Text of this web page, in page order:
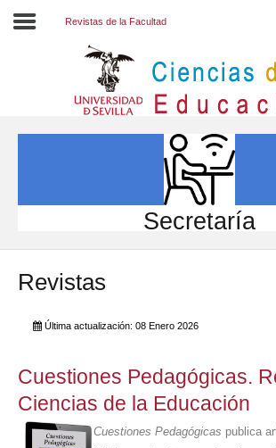
INVESTIGACIÓN
INTERNACIONAL
Directorio FCCE
Revistas de la Facultad
Secretaría
Revistas
Última actualización: 08 Enero 2026
Cuestiones Pedagógicas.
Ciencias de la Educación
Cuestiones Pedagógicas publica